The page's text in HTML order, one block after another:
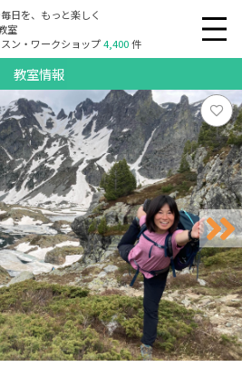
日を、もっと楽しく
室
ン・ワークショップ4,400件
教室情報